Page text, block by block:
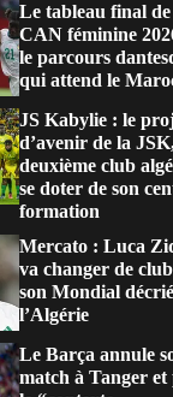
Le tableau final de
CAN féminine
le parcours
qui attend le
JS Kabylie : le
d’avenir de la
deuxième club
se doter de son
formation
Mercato : Luca
va changer de
son Mondial
l’Algérie
Le Barça annule
match à Tanger et